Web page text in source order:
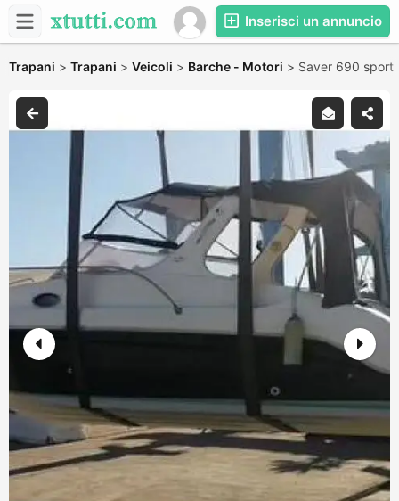
Inserisci un annuncio
Trapani > Trapani > Veicoli > Barche - Motori > Saver 690